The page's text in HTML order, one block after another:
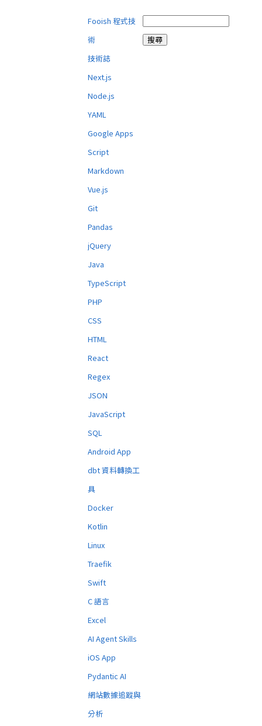
Fooish 程式技
術
技術誌
Next.js
Node.js
YAML
Google Apps
Script
Markdown
Vue.js
Git
Pandas
jQuery
Java
TypeScript
PHP
CSS
HTML
React
Regex
JSON
JavaScript
SQL
Android App
dbt 資料轉換工
具
Docker
Kotlin
Linux
Traefik
Swift
C 語言
Excel
AI Agent Skills
iOS App
Pydantic AI
網站數據追蹤與
分析